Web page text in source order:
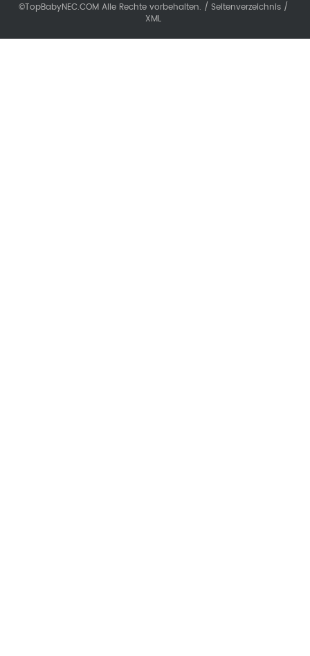
©TopBabyNEC.COM Alle Rechte vorbehalten. / Seitenverzeichnis /
XML